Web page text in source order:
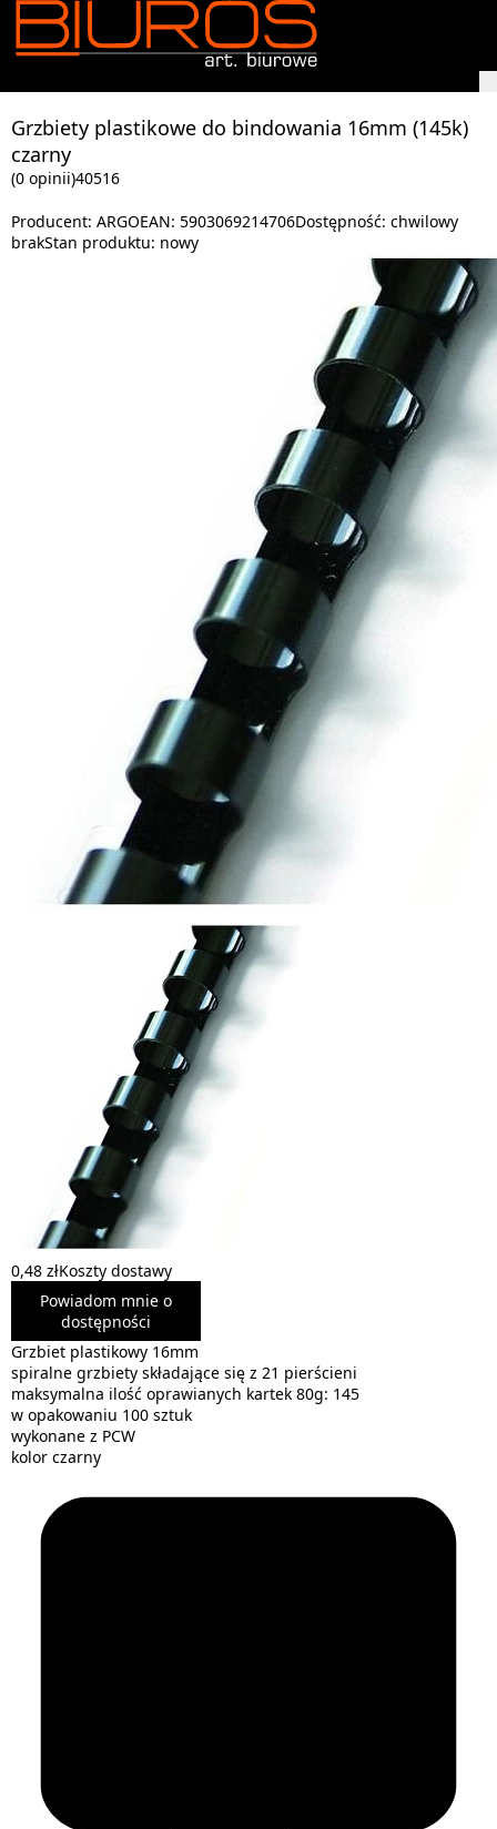
Grzbiety plastikowe do bindowania 16mm (145k)
czarny
(0 opinii)40516
Producent: ARGOEAN: 5903069214706Dostępność: chwilowy
brakStan produktu: nowy
0,48 złKoszty dostawy
Powiadom mnie o
dostępności
Grzbiet plastikowy 16mm
spiralne grzbiety składające się z 21 pierścieni
maksymalna ilość oprawianych kartek 80g: 145
w opakowaniu 100 sztuk
wykonane z PCW
kolor czarny